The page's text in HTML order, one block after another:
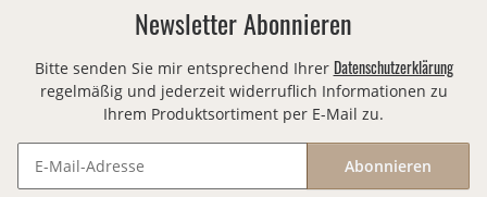
Newsletter Abonnieren
Bitte senden Sie mir entsprechend Ihrer Datenschutzerklärung
regelmäßig und jederzeit widerruflich Informationen zu
Ihrem Produktsortiment per E-Mail zu.
Abonnieren